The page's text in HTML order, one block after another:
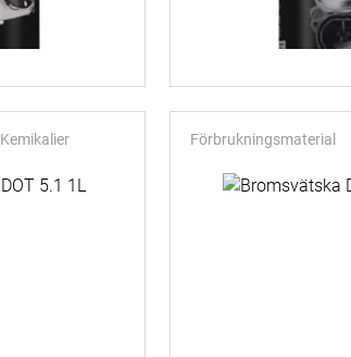
Kemikalier Förbrukningsmaterial